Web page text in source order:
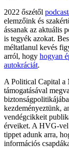
2022 őszétől
elemzőink és
ássanak az aktuális
is tegyék azokat.
méltatlanul kevés
arról, hogy hogyan
autokráciát.
A Political Capital
támogatásával
kezdeményeztünk,
vendégcikkeit
érveiket. A HVG-vel
tippet adunk arra,
információs